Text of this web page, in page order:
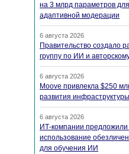
на 3 млрд параметров для
адаптивной модерации
6 августа 2026
Правительство создало
группу по ИИ и
6 августа 2026
Moove привлекла $250
развития
6 августа 2026
ИТ-компании предложили
использование
для обучения ИИ